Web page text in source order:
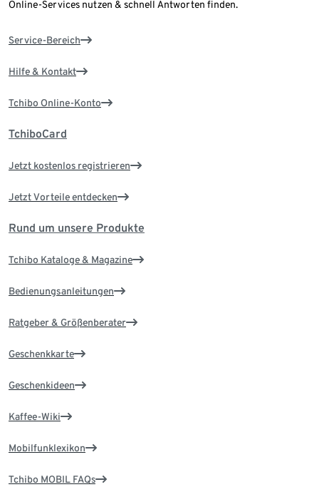
Online-Services nutzen & schnell Antworten finden.
Service-Bereich
Hilfe & Kontakt
Tchibo Online-Konto
TchiboCard
Jetzt kostenlos registrieren
Jetzt Vorteile entdecken
Rund um unsere Produkte
Tchibo Kataloge & Magazine
Bedienungsanleitungen
Ratgeber & Größenberater
Geschenkkarte
Geschenkideen
Kaffee-Wiki
Mobilfunklexikon
Tchibo MOBIL FAQs